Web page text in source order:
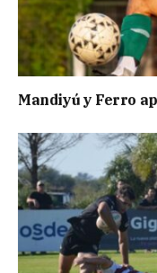
Mandiyú y Ferro